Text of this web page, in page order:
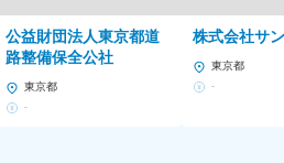
公益財団法人東京都道
路整備保全公社
東京都
-
株式会社サ
東京都
-